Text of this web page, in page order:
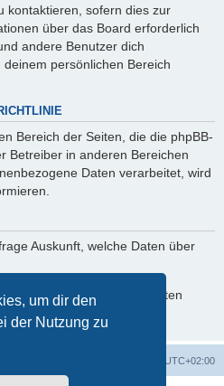
um dir den
der Nutzung zu
kontaktieren, sofern dies zur
über das Board erforderlich
andere Benutzer dich
persönlichen Bereich
Bereich der Seiten, die die phpBB-
Betreiber in anderen Bereichen
Daten verarbeitet, wird
Auskunft, welche Daten über
bzw. Sperrung deiner Daten
den Betreiber.
UTC+02:00